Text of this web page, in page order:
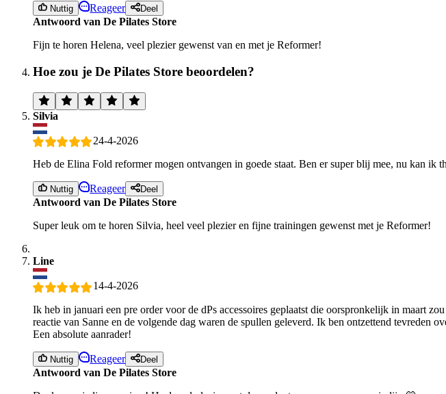
Nuttig Reageer Deel
Antwoord van De Pilates Store
Fijn te horen Helena, veel plezier gewenst van en met je Reformer!
Hoe zou je De Pilates Store beoordelen?
Silvia
24-4-2026
Heb de Elina Fold reformer mogen ontvangen in goede staat. Ben er super blij mee, nu kan
Nuttig Reageer Deel
Antwoord van De Pilates Store
Super leuk om te horen Silvia, heel veel plezier en fijne trainingen gewenst met je Reformer!
Line
14-4-2026
Ik heb in januari een pre order voor de dPs accessoires geplaatst die oorspronkelijk in maart
reactie van Sanne en de volgende dag waren de spullen geleverd. Ik ben ontzettend tevreden
Een absolute aanrader!
Nuttig Reageer Deel
Antwoord van De Pilates Store